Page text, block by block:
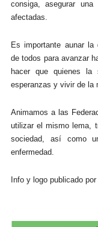
consiga, asegurar
afectadas.
Es importante aunar la
de todos para avanzar
hacer que quienes la
esperanzas y vivir de la
Animamos a las
utilizar el mismo lema,
sociedad, así como
enfermedad.
Info y logo publicado